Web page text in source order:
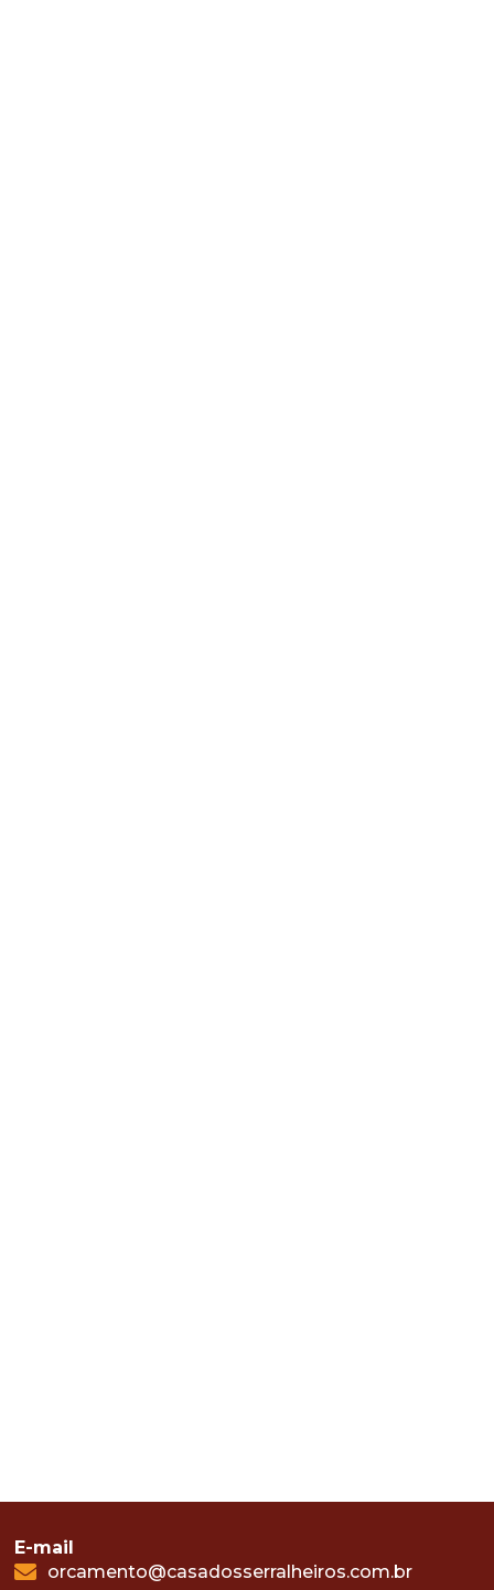
E-mail
orcamento@casadosserralheiros.com.br